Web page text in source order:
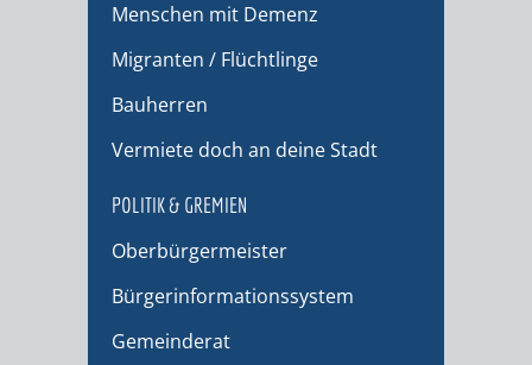
Menschen mit Demenz
Migranten / Flüchtlinge
Bauherren
Vermiete doch an deine Stadt
POLITIK & GREMIEN
Oberbürgermeister
Bürgerinformationssystem
Gemeinderat